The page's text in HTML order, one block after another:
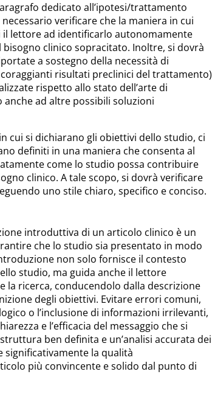
dedicato all’ipotesi/trattamento
verificare che la maniera in cui
lettore ad identificarlo autonomamente
clinico sopracitato. Inoltre, si dovrà
a sostegno della necessità di
risultati preclinici del trattamento)
rispetto allo stato dell’arte di
ad altre possibili soluzioni
cui si dichiarano gli obiettivi dello studio, ci
definiti in una maniera che consenta al
come lo studio possa contribuire
clinico. A tale scopo, si dovrà verificare
uno stile chiaro, specifico e conciso.
introduttiva di un articolo clinico è un
che lo studio sia presentato in modo
non solo fornisce il contesto
studio, ma guida anche il lettore
la ricerca, conducendolo dalla descrizione
degli obiettivi. Evitare errori comuni,
o l’inclusione di informazioni irrilevanti,
e l’efficacia del messaggio che si
ben definita e un’analisi accurata dei
la qualità
più convincente e solido dal punto di